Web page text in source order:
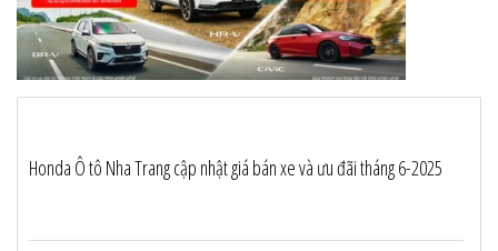
Honda Ô tô Nha Trang cập nhật giá bán xe và ưu đãi tháng 6-2025